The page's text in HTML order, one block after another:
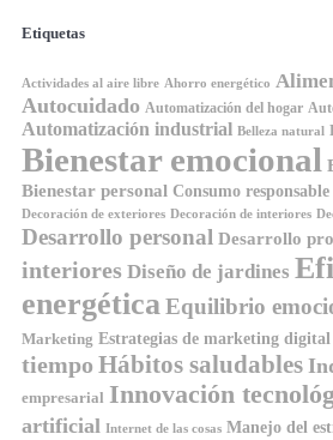
Etiquetas
Actividades al aire libre Ahorro energético
Autocuidado Automatización del hogar
Automatización industrial Belleza natural
Bienestar emocional
Bienestar personal Consumo responsable
Decoración de exteriores Decoración de interiores
Desarrollo personal Desarrollo
interiores Diseño de jardines
energéticaEquilibrio
Marketing Estrategias de marketing digital
tiempo Hábitos saludables
empresarial Innovación
artificial Internet de las cosas Manejo del